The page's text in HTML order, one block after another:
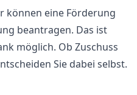
können eine Förderung
beantragen. Das ist
möglich. Ob Zuschuss
Sie dabei selbst.